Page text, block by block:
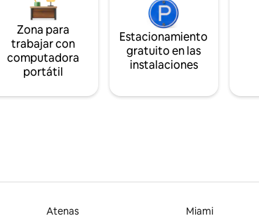
Zona para
trabajar con
computadora
portátil
Estacionamiento
gratuito en las
instalaciones
Atenas
Miami